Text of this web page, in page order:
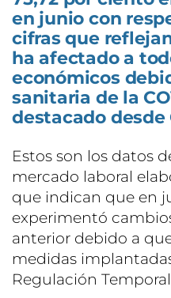
en junio con
cifras que
ha afectado a
económicos
sanitaria de la
destacado desde
Estos son los datos
mercado laboral
que indican que en
experimentó
anterior debido a
medidas
Regulación